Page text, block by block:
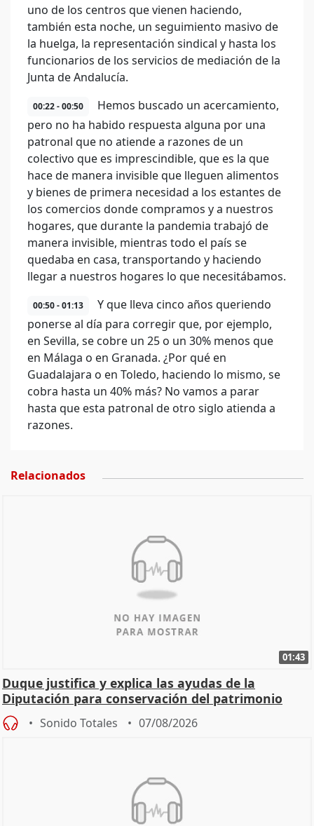
uno de los centros que vienen haciendo,
también esta noche, un seguimiento masivo de
la huelga, la representación sindical y hasta los
funcionarios de los servicios de mediación de la
Junta de Andalucía.
00:22 - 00:50
Hemos buscado un acercamiento,
pero no ha habido respuesta alguna por una
patronal que no atiende a razones de un
colectivo que es imprescindible, que es la que
hace de manera invisible que lleguen alimentos
y bienes de primera necesidad a los estantes de
los comercios donde compramos y a nuestros
hogares, que durante la pandemia trabajó de
manera invisible, mientras todo el país se
quedaba en casa, transportando y haciendo
llegar a nuestros hogares lo que necesitábamos.
00:50 - 01:13
Y que lleva cinco años queriendo
ponerse al día para corregir que, por ejemplo,
en Sevilla, se cobre un 25 o un 30% menos que
en Málaga o en Granada. ¿Por qué en
Guadalajara o en Toledo, haciendo lo mismo, se
cobra hasta un 40% más? No vamos a parar
hasta que esta patronal de otro siglo atienda a
razones.
Relacionados
01:43
Duque justifica y explica las ayudas de la
Diputación para conservación del patrimonio
Sonido Totales 07/08/2026